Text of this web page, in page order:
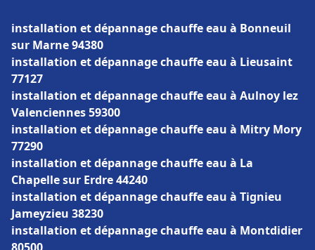
installation et dépannage chauffe eau à Bonneuil
sur Marne 94380
installation et dépannage chauffe eau à Lieusaint
77127
installation et dépannage chauffe eau à Aulnoy lez
Valenciennes 59300
installation et dépannage chauffe eau à Mitry Mory
77290
installation et dépannage chauffe eau à La
Chapelle sur Erdre 44240
installation et dépannage chauffe eau à Tignieu
Jameyzieu 38230
installation et dépannage chauffe eau à Montdidier